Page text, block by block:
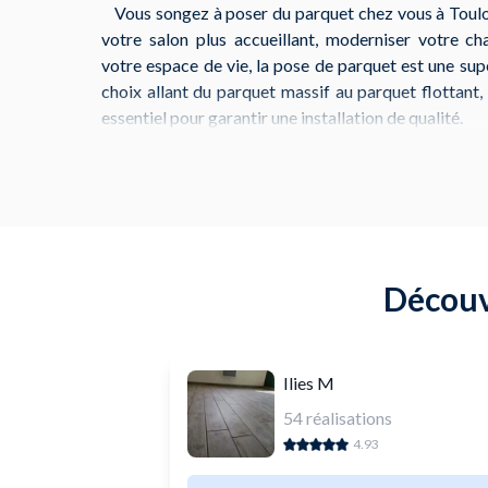
Vous songez à poser du parquet chez vous à
votre salon plus accueillant, moderniser votre
votre espace de vie, la pose de parquet est une
choix allant du parquet massif au parquet
essentiel pour garantir une installation de qualité.
pour votre projet. Par exemple,
Lapeyre situé au
Ilies M
54réalisations
4.93